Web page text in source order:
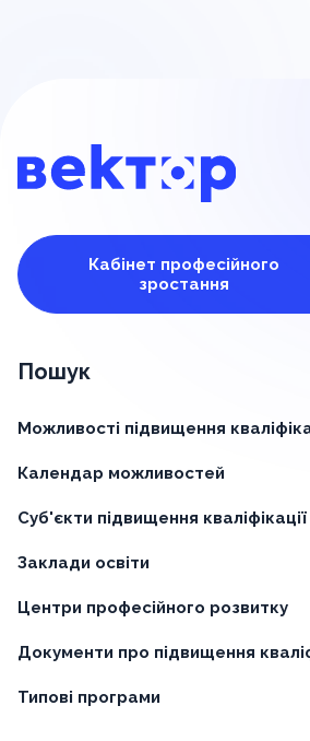
Кабінет професійного
зростання
Пошук
Можливості підвищення
Календар можливостей
Суб'єкти підвищення кваліфікації
Заклади освіти
Центри професійного розвитку
Документи про підвищення
Типові програми